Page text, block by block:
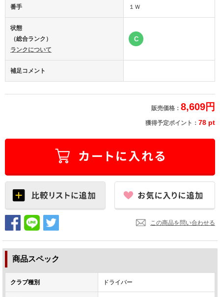
番手 １Ｗ
状態
（総合ランク）
ランクについて
C
補足コメント
販売価格： 8,609円
獲得予定ポイント： 78 pt
この商品を問い合わせる
商品スペック
クラブ種別 ドライバー